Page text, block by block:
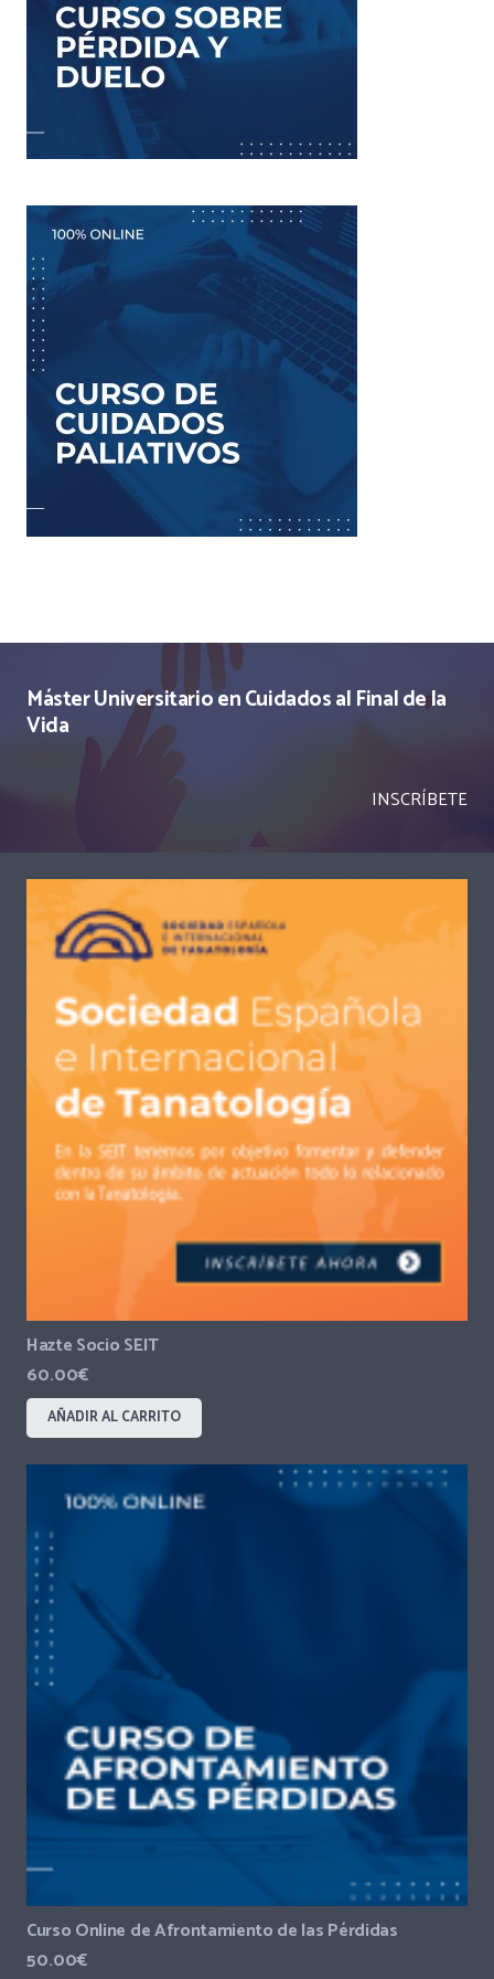
Máster Universitario en Cuidados al Final de la
Vida
INSCRÍBETE
Hazte Socio SEIT
60.00€
AÑADIR AL CARRITO
Curso Online de Afrontamiento de las Pérdidas
50.00€